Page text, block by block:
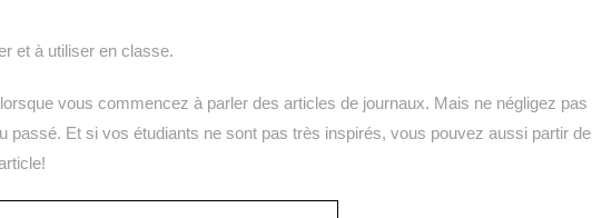
et à utiliser en classe.
vous commencez à parler des articles de journaux. Mais ne négligez pas
passé. Et si vos étudiants ne sont pas très inspirés, vous pouvez aussi partir de